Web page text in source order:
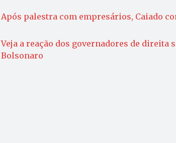
Após palestra com empresários, Caiado
Veja a reação dos governadores de
Bolsonaro